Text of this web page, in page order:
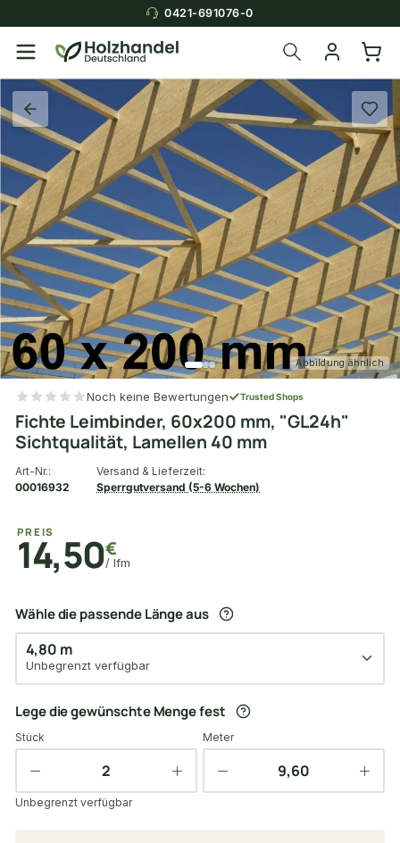
0421-691076-0
Abbildung ähnlich
Noch keine Bewertungen Trusted Shops
Fichte Leimbinder, 60x200 mm, "GL24h"
Sichtqualität, Lamellen 40 mm
Art-Nr.:
00016932
Versand & Lieferzeit:
Sperrgutversand (5-6 Wochen)
PREIS
14,50€
/ lfm
Wähle die passende Länge aus
4,80 m
Unbegrenzt verfügbar
Lege die gewünschte Menge fest
Stück Meter
Unbegrenzt verfügbar